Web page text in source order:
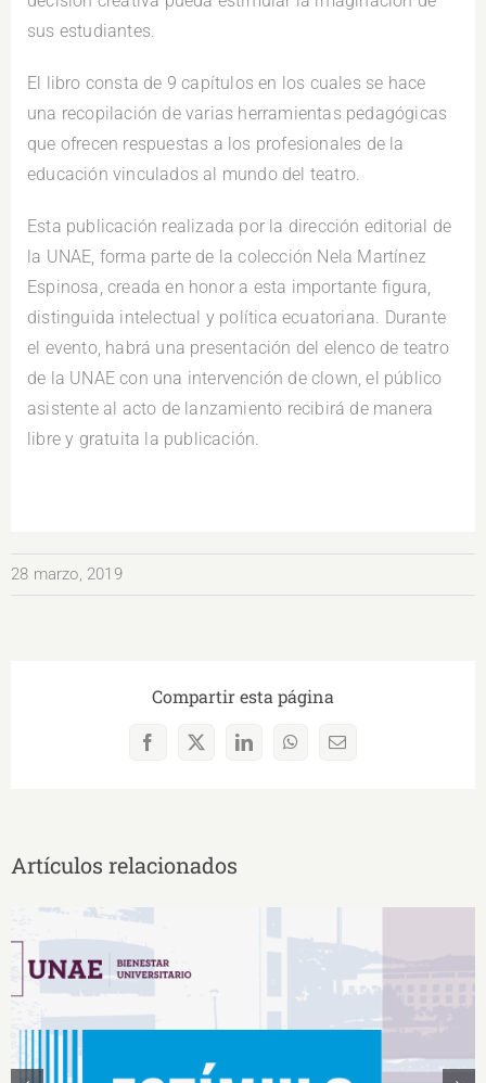
sus estudiantes.
El libro consta de 9 capítulos en los cuales se hace
una recopilación de varias herramientas pedagógicas
que ofrecen respuestas a los profesionales de la
educación vinculados al mundo del teatro.
Esta publicación realizada por la dirección editorial de
la UNAE, forma parte de la colección Nela Martínez
Espinosa, creada en honor a esta importante figura,
distinguida intelectual y política ecuatoriana. Durante
el evento, habrá una presentación del elenco de teatro
de la UNAE con una intervención de clown, el público
asistente al acto de lanzamiento recibirá de manera
libre y gratuita la publicación.
28 marzo, 2019
Compartir esta página
Facebook
X LinkedInWhatsAppCorreo
Artículos relacionados